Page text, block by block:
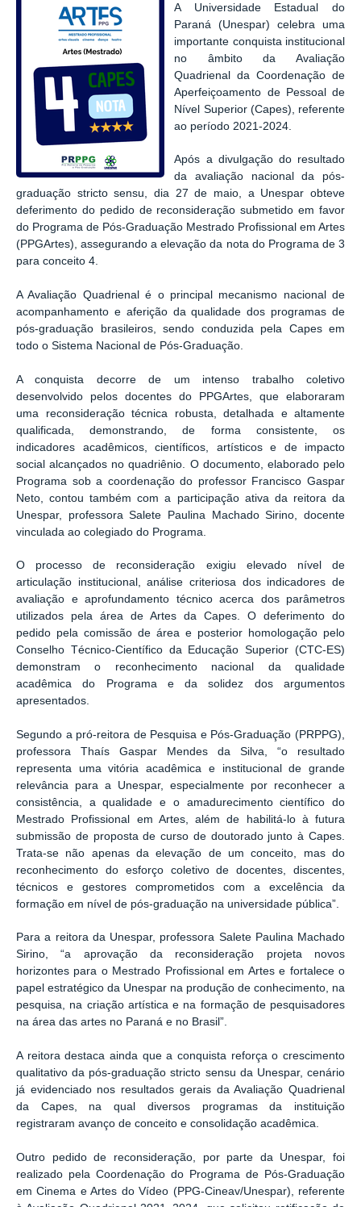
A Universidade Estadual do
Paraná (Unespar) celebra uma
importante conquista institucional
no âmbito da Avaliação
Quadrienal da Coordenação de
Aperfeiçoamento de Pessoal de
Nível Superior (Capes), referente
ao período 2021-2024.
Após a divulgação do resultado
da avaliação nacional da pós-
graduação stricto sensu, dia 27 de maio, a Unespar obteve
deferimento do pedido de reconsideração submetido em favor
do Programa de Pós-Graduação Mestrado Profissional em Artes
(PPGArtes), assegurando a elevação da nota do Programa de 3
para conceito 4.
A Avaliação Quadrienal é o principal mecanismo nacional de
acompanhamento e aferição da qualidade dos programas de
pós-graduação brasileiros, sendo conduzida pela Capes em
todo o Sistema Nacional de Pós-Graduação.
A conquista decorre de um intenso trabalho coletivo
desenvolvido pelos docentes do PPGArtes, que elaboraram
uma reconsideração técnica robusta, detalhada e altamente
qualificada, demonstrando, de forma consistente, os
indicadores acadêmicos, científicos, artísticos e de impacto
social alcançados no quadriênio. O documento, elaborado pelo
Programa sob a coordenação do professor Francisco Gaspar
Neto, contou também com a participação ativa da reitora da
Unespar, professora Salete Paulina Machado Sirino, docente
vinculada ao colegiado do Programa.
O processo de reconsideração exigiu elevado nível de
articulação institucional, análise criteriosa dos indicadores de
avaliação e aprofundamento técnico acerca dos parâmetros
utilizados pela área de Artes da Capes. O deferimento do
pedido pela comissão de área e posterior homologação pelo
Conselho Técnico-Científico da Educação Superior (CTC-ES)
demonstram o reconhecimento nacional da qualidade
acadêmica do Programa e da solidez dos argumentos
apresentados.
Segundo a pró-reitora de Pesquisa e Pós-Graduação (PRPPG),
professora Thaís Gaspar Mendes da Silva, “o resultado
representa uma vitória acadêmica e institucional de grande
relevância para a Unespar, especialmente por reconhecer a
consistência, a qualidade e o amadurecimento científico do
Mestrado Profissional em Artes, além de habilitá-lo à futura
submissão de proposta de curso de doutorado junto à Capes.
Trata-se não apenas da elevação de um conceito, mas do
reconhecimento do esforço coletivo de docentes, discentes,
técnicos e gestores comprometidos com a excelência da
formação em nível de pós-graduação na universidade pública”.
Para a reitora da Unespar, professora Salete Paulina Machado
Sirino, “a aprovação da reconsideração projeta novos
horizontes para o Mestrado Profissional em Artes e fortalece o
papel estratégico da Unespar na produção de conhecimento, na
pesquisa, na criação artística e na formação de pesquisadores
na área das artes no Paraná e no Brasil”.
A reitora destaca ainda que a conquista reforça o crescimento
qualitativo da pós-graduação stricto sensu da Unespar, cenário
já evidenciado nos resultados gerais da Avaliação Quadrienal
da Capes, na qual diversos programas da instituição
registraram avanço de conceito e consolidação acadêmica.
Outro pedido de reconsideração, por parte da Unespar, foi
realizado pela Coordenação do Programa de Pós-Graduação
em Cinema e Artes do Vídeo (PPG-Cineav/Unespar), referente